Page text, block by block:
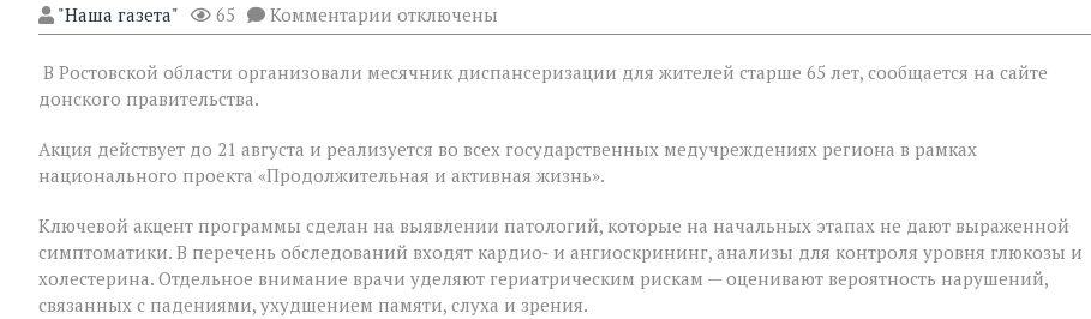
"Наша газета" 65 Комментарии к
записи
Дону
для
людей
возраста
отключены
В Ростовской области организовали месячник диспансеризации для жителей старше 65 лет, сообщается на сайте
донского правительства.
Акция действует до 21 августа и реализуется во всех государственных медучреждениях региона в рамках
национального проекта «Продолжительная и активная жизнь».
Ключевой акцент программы сделан на выявлении патологий, которые на начальных этапах не дают выраженной
симптоматики. В перечень обследований входят кардио‑ и ангиоскрининг, анализы для контроля уровня глюкозы и
холестерина. Отдельное внимание врачи уделяют гериатрическим рискам — оценивают вероятность нарушений,
связанных с падениями, ухудшением памяти, слуха и зрения.